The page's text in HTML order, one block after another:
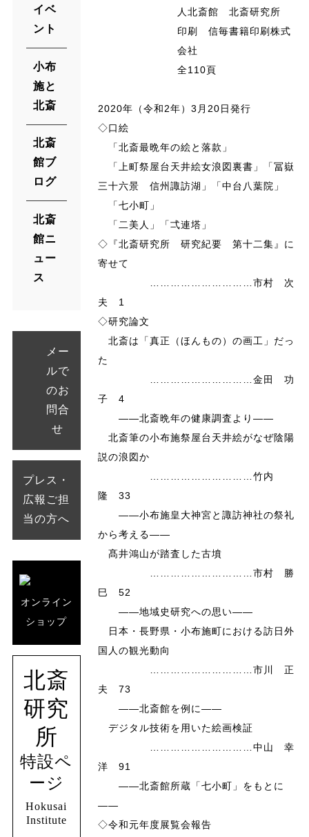
人北斎館 北斎研究所
印刷 信毎書籍印刷株式
会社
全110頁
2020年（令和2年）3月20日発行
◇口絵
「北斎最晩年の絵と落款」
「上町祭屋台天井絵女浪図裏書」「冨嶽
三十六景 信州諏訪湖」「中台八葉院」
「七小町」
「二美人」「弌連塔」
◇『北斎研究所 研究紀要 第十二集』に
寄せて
…………………………市村 次
夫 1
◇研究論文
北斎は「真正（ほんもの）の画工」だっ
た
…………………………金田 功
子 4
――北斎晩年の健康調査より――
北斎筆の小布施祭屋台天井絵がなぜ陰陽
説の浪図か
…………………………竹内
隆 33
――小布施皇大神宮と諏訪神社の祭礼
から考える――
髙井鴻山が踏査した古墳
…………………………市村 勝
巳 52
――地域史研究への思い――
日本・長野県・小布施町における訪日外
国人の観光動向
…………………………市川 正
夫 73
――北斎館を例に――
デジタル技術を用いた絵画検証
…………………………中山 幸
洋 91
――北斎館所蔵「七小町」をもとに
――
◇令和元年度展覧会報告
イベ
ント
小布
施と
北斎
北斎
館ブ
ログ
北斎
館ニ
ュー
ス
メー
ルで
のお
問合
せ
プレス・
広報ご担
当の方へ
オンライン
ショップ
北斎
研究
所
特設ペ
ージ
Hokusai
Institute